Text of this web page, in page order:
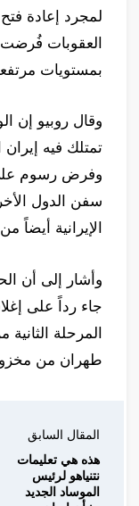
لمجرد إعادة
العقوبات
بمستويات
وقال روبيو إن
تمتلك فيه
وفرض رسوم على
سفن الدول
الإيرانية أيضاً
وأشار إلى أن
جاء رداً على
المرحلة
طهران من
المقال السابق
هذه هي تعليمات
نتنياهو لرئيس
الموساد الجديد